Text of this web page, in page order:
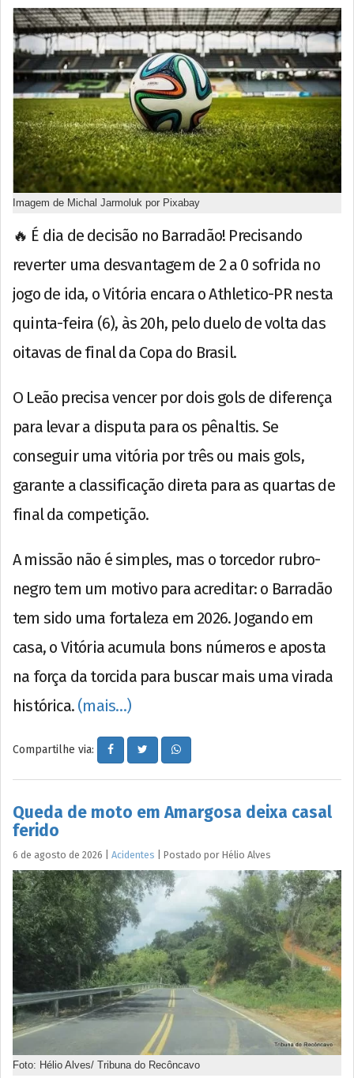
Imagem de Michal Jarmoluk por Pixabay
🔥 É dia de decisão no Barradão! Precisando
reverter uma desvantagem de 2 a 0 sofrida no
jogo de ida, o Vitória encara o Athletico-PR nesta
quinta-feira (6), às 20h, pelo duelo de volta das
oitavas de final da Copa do Brasil.
O Leão precisa vencer por dois gols de diferença
para levar a disputa para os pênaltis. Se
conseguir uma vitória por três ou mais gols,
garante a classificação direta para as quartas de
final da competição.
A missão não é simples, mas o torcedor rubro-
negro tem um motivo para acreditar: o Barradão
tem sido uma fortaleza em 2026. Jogando em
casa, o Vitória acumula bons números e aposta
na força da torcida para buscar mais uma virada
histórica. (mais…)
Compartilhe via:
Queda de moto em Amargosa deixa casal
ferido
6 de agosto de 2026 Acidentes Postado por Hélio Alves
Foto: Hélio Alves/ Tribuna do Recôncavo